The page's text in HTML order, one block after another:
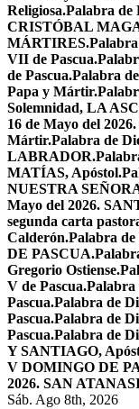
Religiosa.Palabra de
CRISTÓBAL
MÁRTIRES.
VII de Pascua.
de Pascua.Palabra
Papa y Mártir.
Solemnidad, LA
16 de Mayo del
Mártir.Palabra de
LABRADOR.
MATÍAS, Apóstol.
NUESTRA
Mayo del 2026.
segunda carta
Calderón.Palabra
DE PASCUA.
Gregorio Ostiense.
V de Pascua.Palabra
Pascua.Palabra de
Pascua.Palabra de
Pascua.Palabra de
Y SANTIAGO,
V DOMINGO DE
2026. SAN
Sáb. Ago 8th, 2026